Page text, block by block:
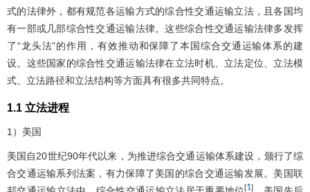
式的法律外，都有规范各运输方式的综合性交通运输立法，且各国均
有一部或几部综合性交通运输法律。这些综合性交通运输法律多发挥
了“龙头法”的作用，有效推动和保障了本国综合交通运输体系的建
设。这些国家的综合性交通运输法律在立法时机、立法定位、立法模
式、立法路径和立法结构等方面具有很多共同特点。
1.1 立法进程
1）美国
美国自20世纪90年代以来，为推进综合交通运输体系建设，颁行了综
合交通运输系列法案，有力保障了美国的综合交通运输发展。美国联
[1]